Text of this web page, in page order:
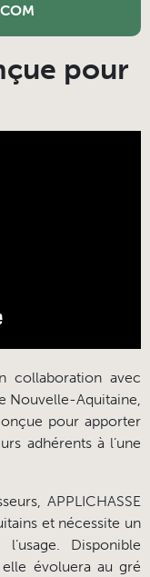
pour
collaboration avec
Nouvelle-Aquitaine,
pour apporter
adhérents à l’une
APPLICHASSE
et nécessite un
Disponible
évoluera au gré